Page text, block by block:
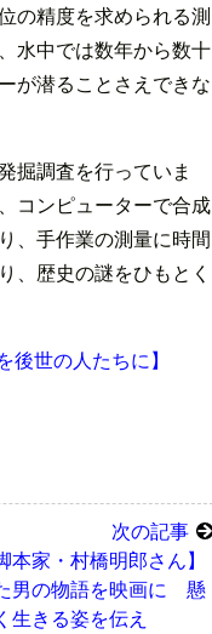
の精度を求められる測
水中では数年から数十
が潜ることさえできな
掘調査を行っていま
コンピューターで合成
、手作業の測量に時間
、歴史の謎をひもとく
世の人たちに】
次の記事
本家・村橋明郎さん】
男の物語を映画に 懸
生きる姿を伝え